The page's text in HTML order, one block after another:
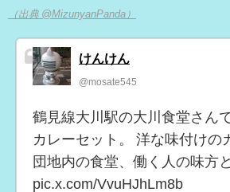
（出典 @MizunyanPanda）
けんけん
@mosate545
鶴見線大川駅の大川食堂さん
カレーセット。 洋な味付けの
団地内の食堂、働く人の味方
pic.x.com/VvuHJhLm8b